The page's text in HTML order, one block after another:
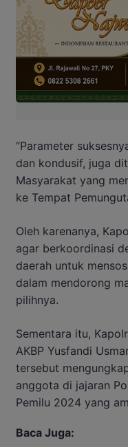
“Parameter
dan kondusif, juga
Masyarakat yang
ke Tempat
Oleh karenanya,
agar berkoordinasi
daerah untuk
dalam mendorong
pilihnya.
Sementara itu,
AKBP Yusfandi
tersebut
anggota di jajaran
Pemilu 2024 yang
Baca Juga: